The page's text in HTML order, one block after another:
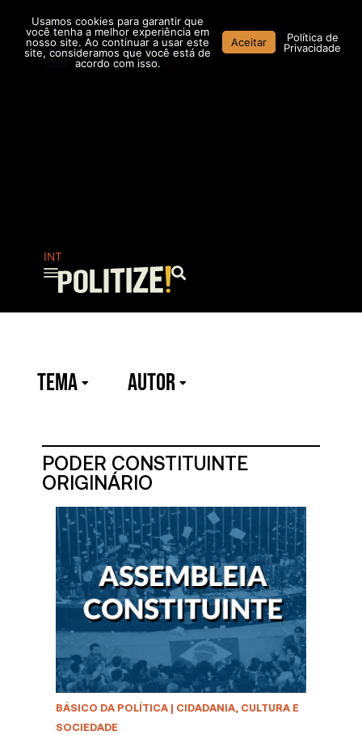
conteúdo
AR MX
INT
Pesquisar
TEMA Autor
PODER CONSTITUINTE
ORIGINÁRIO
BÁSICO DA POLÍTICA| CIDADANIA, CULTURA E
SOCIEDADE
Usamos cookies para garantir que
você tenha a melhor experiência em
nosso site. Ao continuar a usar este
site, consideramos que você está de
acordo com isso.
Aceitar
Política de
Privacidade